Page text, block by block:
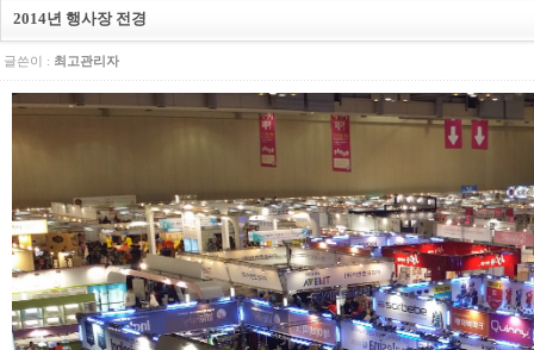
2014년 행사장 전경
글쓴이 : 최고관리자